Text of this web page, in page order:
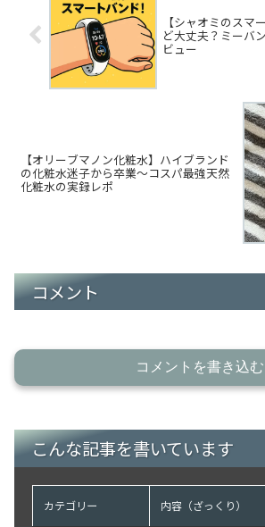
【シャオミのスマ
ど大丈夫？ミーバ
ビュー
【オリーブマノン化粧水】ハイブランド
の化粧水迷子から卒業～コスパ最強天然
化粧水の実録レポ
コメント
コメントを書き込む
こんな記事を書いています
カテゴリー 内容（ざっくり）